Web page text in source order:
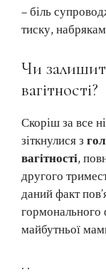
– біль
тиску,
Чи
вагітності?
Скоріш за все
зіткнулися з
вагітності,
другого
даний факт
гормонального
майбутньої
. .